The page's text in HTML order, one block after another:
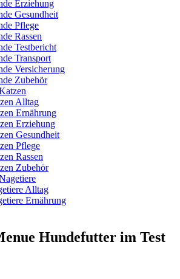
Erziehung
Gesundheit
Pflege
Rassen
Testbericht
Transport
Versicherung
Zubehör
Alltag
Ernährung
Erziehung
Gesundheit
Pflege
Rassen
Zubehör
Alltag
Ernährung
Hundefutter im Test